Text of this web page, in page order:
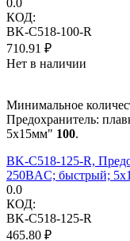
КОД:
BK-C518-100-R
710.91 ₽
Нет в наличии
Минимальное
Предохранитель:
5x15мм" 100.
BK-C518-125-R,
250ВAC; быстрый;
0.0
КОД:
BK-C518-125-R
465.80 ₽